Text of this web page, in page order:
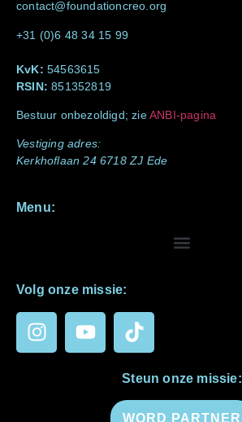
contact@foundationcreo.org
+31 (0)6 48 34 15 99
KvK: 54563615
RSIN: 851352819
Bestuur onbezoldigd; zieANBI-pagina
Vestiging adres:
Kerkhoflaan 24 6718 ZJ Ede
Menu:
Volg onze missie:
Steun onze missie:
WORD PARTNER